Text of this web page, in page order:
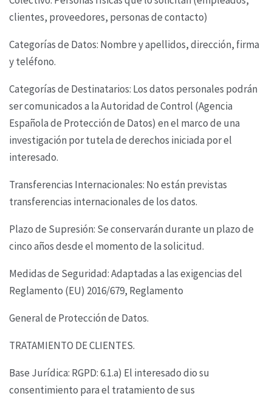
clientes, proveedores, personas decontacto)
Categorías de Datos: Nombre y apellidos, dirección, firma
y teléfono.
Categorías de Destinatarios: Los datos personales podrán
ser comunicados a la Autoridad deControl (Agencia
Española de Protección de Datos) en el marco de una
investigación por tutela dederechos iniciada por el
interesado.
Transferencias Internacionales: No están previstas
transferencias internacionales de los datos.
Plazo de Supresión: Se conservarán durante un plazo de
cinco años desde el momento de lasolicitud.
Medidas de Seguridad: Adaptadas a las exigencias del
Reglamento (EU) 2016/679, Reglamento
General de Protección de Datos.
TRATAMIENTO DE CLIENTES.
Base Jurídica: RGPD: 6.1.a) El interesado dio su
consentimiento para el tratamiento de sus